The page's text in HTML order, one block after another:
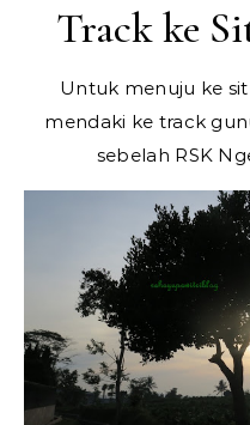
Track ke
Untuk menuju ke
mendaki ke track
sebelah RSK